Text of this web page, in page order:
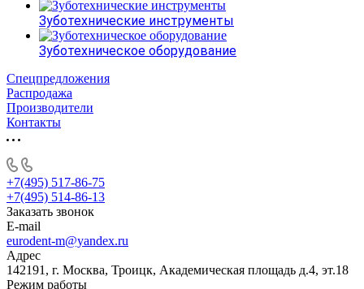
Зуботехнические инструменты
Зуботехническое оборудование
Спецпредложения
Распродажа
Производители
Контакты
+7(495) 517-86-75
+7(495) 514-86-13
Заказать звонок
E-mail
eurodent-m@yandex.ru
Адрес
142191, г. Москва, Троицк, Академическая площадь д.4, эт.18
Режим работы